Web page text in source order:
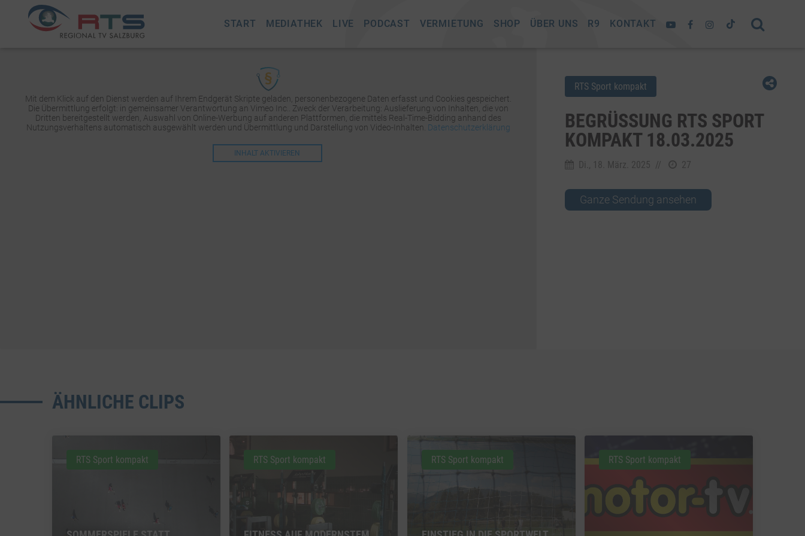
START MEDIATHEK LIVE PODCAST VERMIETUNG SHOP ÜBER UNS R9 KONTAKT
Mit dem Klick auf den Dienst werden auf Ihrem Endgerät Skripte geladen, personenbezogene Daten erfasst und Cookies gespeichert.
Die Übermittlung erfolgt: in gemeinsamer Verantwortung an Vimeo Inc.. Zweck der Verarbeitung: Auslieferung von Inhalten, die von
Dritten bereitgestellt werden, Auswahl von Online-Werbung auf anderen Plattformen, die mittels Real-Time-Bidding anhand des
Nutzungsverhaltens automatisch ausgewählt werden und Übermittlung und Darstellung von Video-Inhalten. Datenschutzerklärung
INHALT AKTIVIEREN
RTS Sport kompakt
BEGRÜSSUNG RTS SPORT K
OMPAKT 18.03.2025
Di., 18. März. 2025 // 27
Ganze Sendung ansehen
ÄHNLICHE CLIPS
RTS Sport kompakt RTS Sport kompakt RTS Sport kompakt RTS Sport kompakt